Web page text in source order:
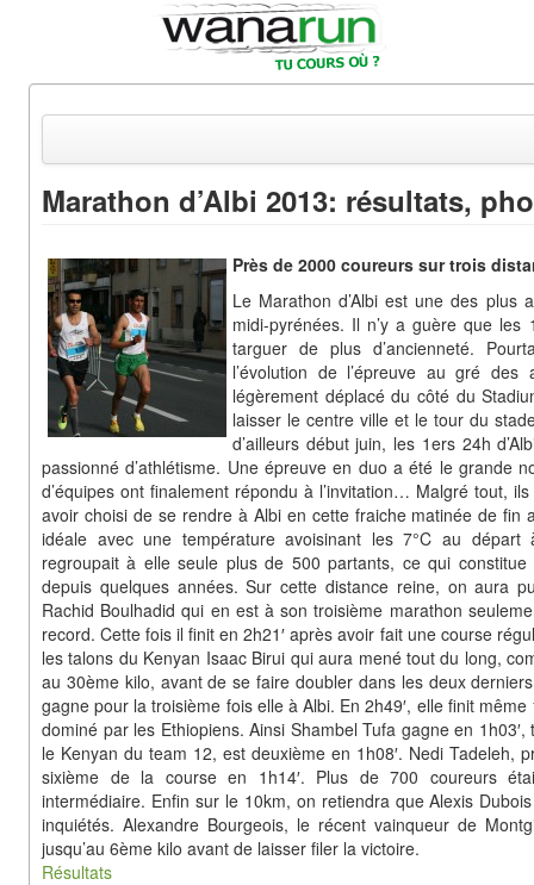
Equipements & Tests
Parcours & Courses
Outils & Réseaux
Marathon d’Albi 2013: résultats,
Près de 2000 coureurs sur trois
Le Marathon d’Albi est une des plus
midi-pyrénées. Il n’y a guère que
targuer de plus d’ancienneté.
l’évolution de l’épreuve au gré des
légèrement déplacé du côté du
laisser le centre ville et le tour du
d’ailleurs début juin, les 1ers 24h
passionné d’athlétisme. Une épreuve en duo a été le grande
d’équipes ont finalement répondu à l’invitation… Malgré tout,
avoir choisi de se rendre à Albi en cette fraiche matinée de fin
idéale avec une température avoisinant les 7°C au départ
regroupait à elle seule plus de 500 partants, ce qui
depuis quelques années. Sur cette distance reine, on aura
Rachid Boulhadid qui en est à son troisième marathon
record. Cette fois il finit en 2h21′ après avoir fait une course
les talons du Kenyan Isaac Birui qui aura mené tout du long,
au 30ème kilo, avant de se faire doubler dans les deux
gagne pour la troisième fois elle à Albi. En 2h49′, elle finit
dominé par les Ethiopiens. Ainsi Shambel Tufa gagne en
le Kenyan du team 12, est deuxième en 1h08′. Nedi Tadeleh,
sixième de la course en 1h14′. Plus de 700 coureurs
intermédiaire. Enfin sur le 10km, on retiendra que Alexis
inquiétés. Alexandre Bourgeois, le récent vainqueur de
jusqu’au 6ème kilo avant de laisser filer la victoire.
Résultats